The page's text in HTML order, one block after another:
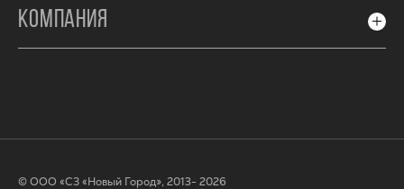
КОМПАНИЯ
© ООО «СЗ «Новый Город», 2013- 2026